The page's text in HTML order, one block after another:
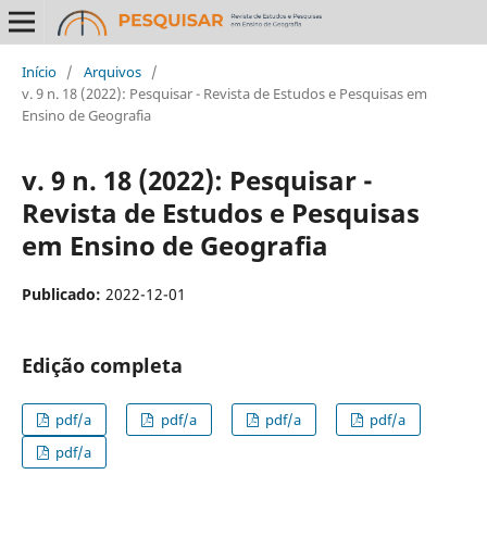
Início / Arquivos /
v. 9 n. 18 (2022): Pesquisar - Revista de Estudos e Pesquisas em
Ensino de Geografia
v. 9 n. 18 (2022): Pesquisar -
Revista de Estudos e Pesquisas
em Ensino de Geografia
Publicado: 2022-12-01
Edição completa
pdf/a pdf/a pdf/a
pdf/a
pdf/a